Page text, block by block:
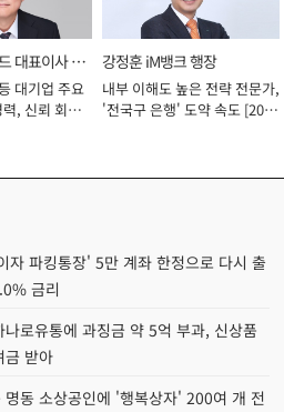
대표이사 사
대기업 주요
, 신뢰 회복
강정훈 iM뱅크 행장
내부 이해도 높은 전략 전문가,
'전국구 은행' 도약 속도 [2026
자 파킹통장' 5만 계좌 한정으로 다시 출
금리
나로유통에 과징금 약 5억 부과, 신상품
금 받아
명동 소상공인에 '행복상자' 200여 개 전